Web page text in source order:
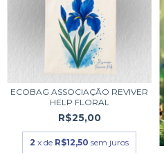
ECOBAG ASSOCIAÇÃO REVIVER
HELP FLORAL
R$25,00
2 x de R$12,50 sem juros